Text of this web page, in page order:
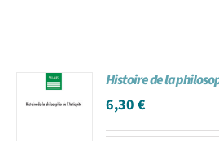
Histoire de la
6,30€